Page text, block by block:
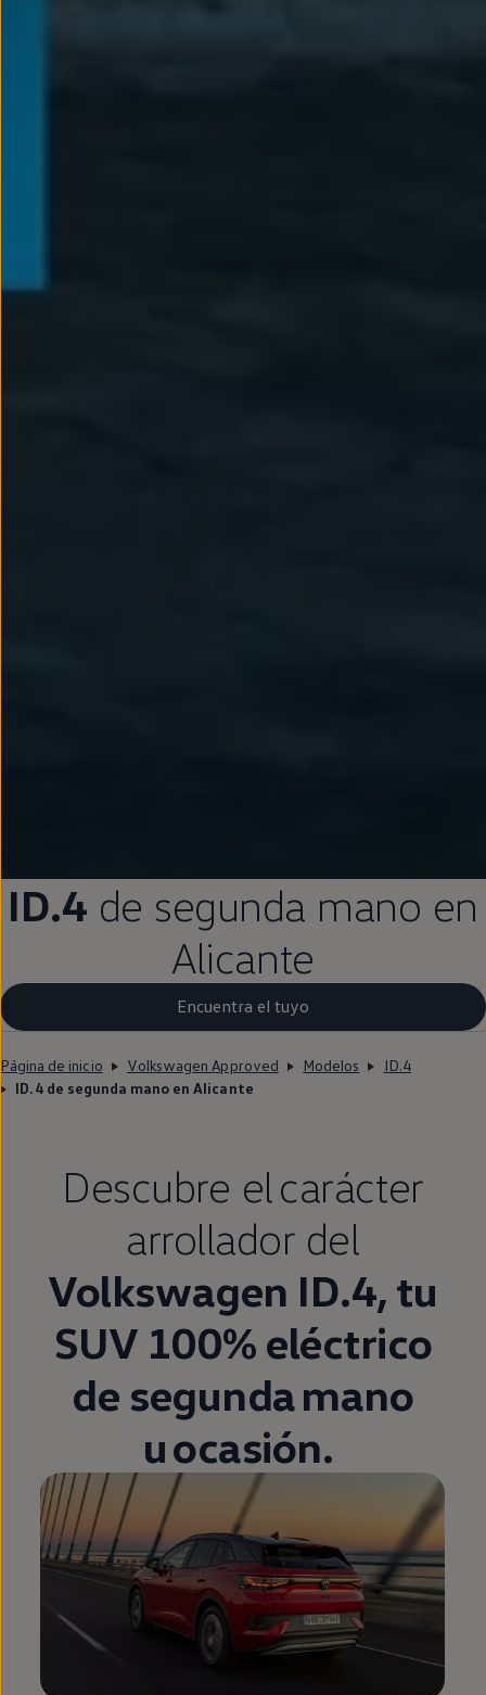
ID.4 de segunda mano en
Alicante
Encuentra el tuyo
Página de inicio Volkswagen Approved Modelos
ID.4
ID.4 de segunda mano en Alicante
Descubre el carácter
arrollador del
Volkswagen ID.4, tu
SUV 100% eléctrico
de segundamano
u ocasión.